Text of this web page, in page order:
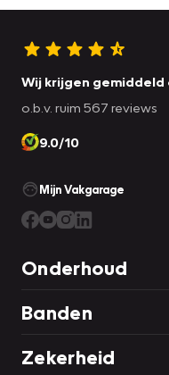
Wij krijgen gemiddeld
o.b.v. ruim 567 reviews
9.0/10
Mijn Vakgarage
Onderhoud
Banden
Zekerheid